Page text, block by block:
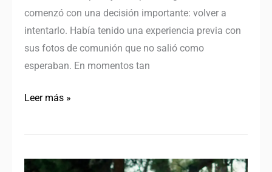
comenzó con una decisión importante: volver a
intentarlo. Había tenido una experiencia previa con
sus fotos de comunión que no salió como
esperaban. En momentos tan
Leer más »
Fotos